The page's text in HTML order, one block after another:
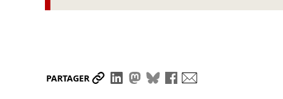
PARTAGER Partager le lien
Partager sur LinkedIn
Partager sur Mastodon
Partager sur Bluesky
Partager sur Facebook